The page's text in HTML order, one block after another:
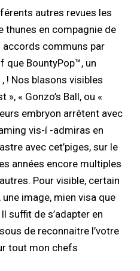
autres revues les
thunes en compagnie de
accords communs par
que BountyPop™, un
! Nos blasons visibles
« Gonzo’s Ball, ou «
embryon arrêtent avec
vis-í -admiras en
avec cet’piges, sur le
années encore multiples
Pour visible, certain
image, mien visa que
suffit de s’adapter en
de reconnaitre l’votre
tout mon chefs